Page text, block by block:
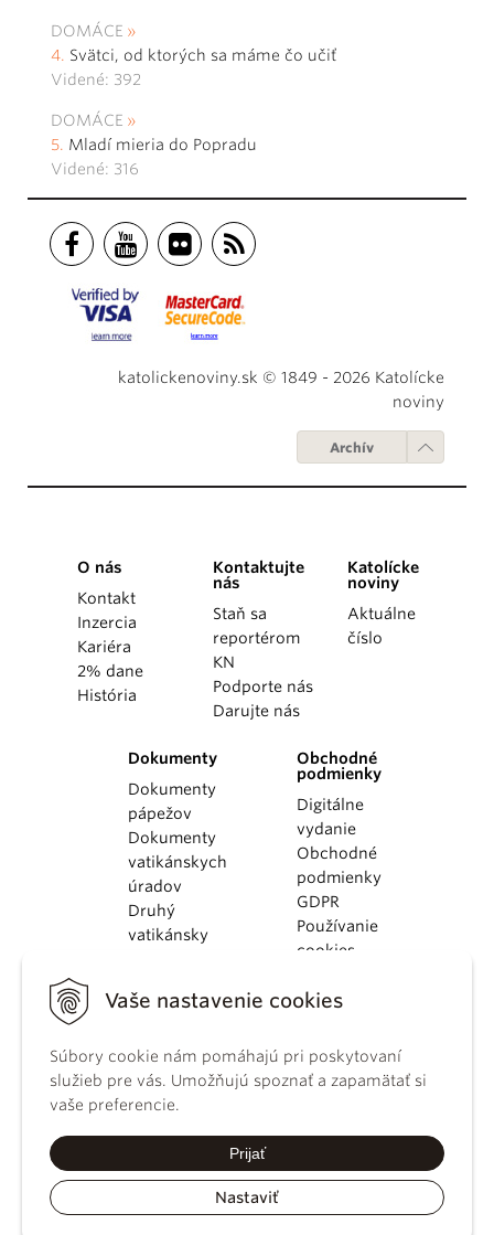
Vaše nastavenie cookies
Súbory cookie nám pomáhajú pri poskytovaní
služieb pre vás. Umožňujú spoznať a zapamätať si
vaše preferencie.
Prijať
Nastaviť
DOMÁCE
Svätci, od ktorých sa máme čo učiť
Videné: 392
DOMÁCE
Mladí mieria do Popradu
Videné: 316
katolickenoviny.sk © 1849 - 2026 Katolícke
noviny
Archív
O nás
Kontakt
Inzercia
Kariéra
2% dane
História
Kontaktujte
nás
Staň sa
reportérom
KN
Podporte nás
Darujte nás
Katolícke
noviny
Aktuálne
číslo
Dokumenty
Dokumenty
pápežov
Dokumenty
vatikánskych
úradov
Druhý
vatikánsky
KBS
kánonického
práva
Katechizmus
Obchodné
podmienky
Digitálne
vydanie
Obchodné
podmienky
GDPR
Používanie
cookies